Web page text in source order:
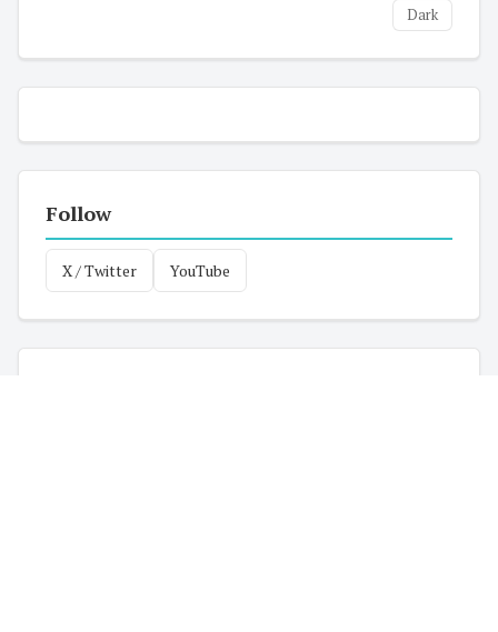
Dark
Follow
X / Twitter YouTube